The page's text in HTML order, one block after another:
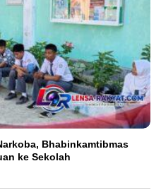
Bhabinkamtibmas
ke Sekolah